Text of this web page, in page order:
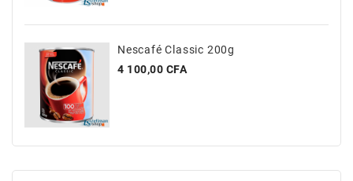
Nescafé Classic 200g
Prix
4 100,00 CFA